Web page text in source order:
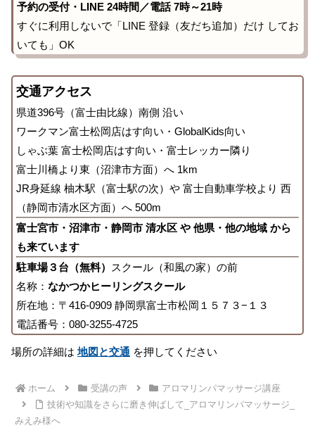
予約の受付・LINE 24時間／電話 7時～21時
すぐに利用しないで「LINE 登録（友だち追加）だけ してお
いても」OK
交通アクセス
県道396号（富士由比線）南側 沿い
ワークマン富士松岡店はす向い・GlobalKids向い
しゃぶ葉 富士松岡店はす向い・富士レッカー隣り
富士川橋より東（沼津市方面）へ 1km
JR身延線 柚木駅（富士駅の次）や 富士自動車学校より 西
（静岡市清水区方面）へ 500m
富士宮市・沼津市・静岡市 清水区 や 他県・他の地域 から
も来ています
駐車場３台（無料）
スクール（和風の家）の前
名称： なかつかヒーリングスクール
所在地：〒416-0909 静岡県富士市松岡１５７３−１３
電話番号：080-3255-4725
場所の詳細は地図と交通 を押してください
ホーム 受講の声
アロマリンパマッサージ講座
技術や知識をさらに磨き伸ばして_アロマリンパマッサージ_
みえみ様へ